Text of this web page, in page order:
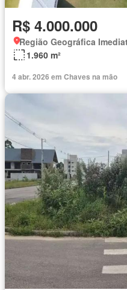
R$ 4.000.000
Região Geográfica
1.960 m²
4 abr. 2026 em Chaves na mão